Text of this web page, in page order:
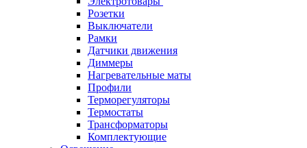
Розетки
Выключатели
Рамки
Датчики движения
Диммеры
Нагревательные маты
Профили
Терморегуляторы
Термостаты
Трансформаторы
Комплектующие